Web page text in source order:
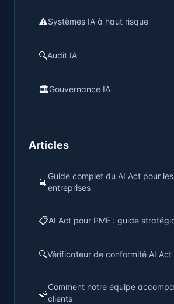
⚠️Systèmes IA à haut risque
🔍Audit IA
🏛️Gouvernance IA
Articles
📘
Guide complet du AI Act pour les
entreprises
📋AI Act pour PME : guide
🔍Vérificateur de conformité AI Act
🤝
Comment notre équipe
clients